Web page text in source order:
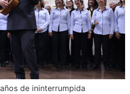
de ininterrumpida